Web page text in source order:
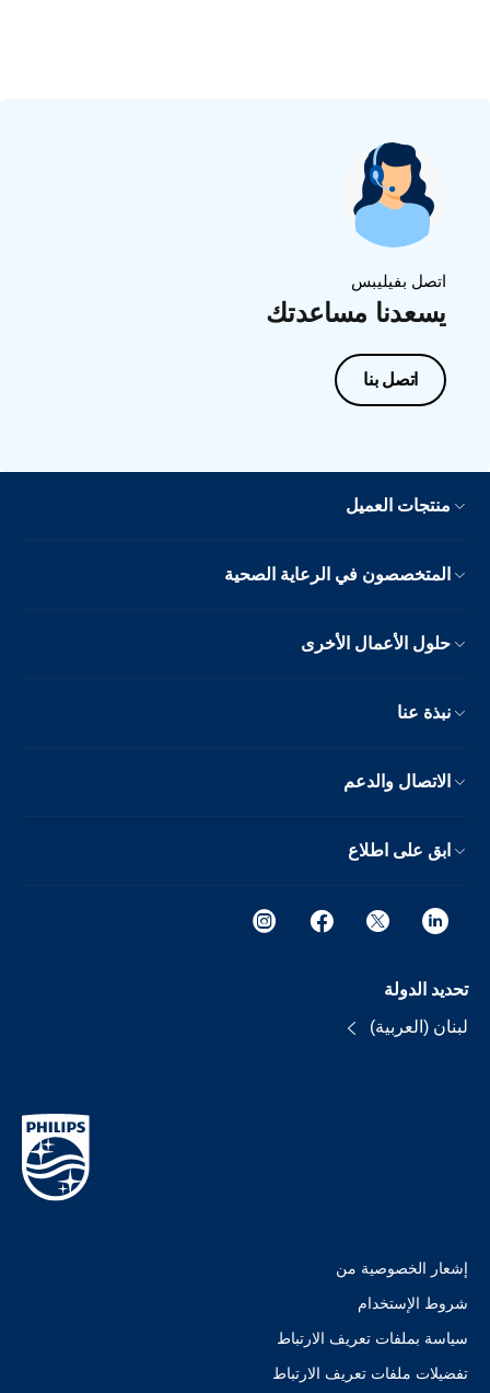
اتصل بفيليبس
يسعدنا مساعدتك
اتصل بنا
منتجات العميل
المتخصصون في الرعاية الصحية
حلول الأعمال الأخرى
نبذة عنا
الاتصال والدعم
ابق على اطلاع
تحديد الدولة
لبنان (العربية)
إشعار الخصوصية من
شروط الإستخدام
سياسة بملفات تعريف الارتباط
تفضيلات ملفات تعريف الارتباط